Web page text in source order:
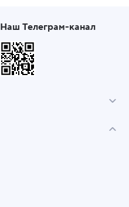
Наш Телеграм-канал